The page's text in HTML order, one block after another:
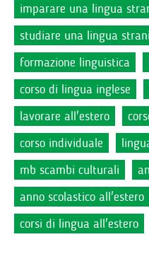
imparare una lingua
studiare una lingua
formazione linguistica
corso di lingua inglese
lavorare all'estero
corso individuale
mb scambi culturali
anno scolastico all'estero
corsi di lingua all'estero